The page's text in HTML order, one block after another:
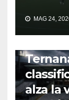
MAG 24,
alza la